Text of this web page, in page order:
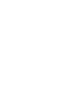
ao de